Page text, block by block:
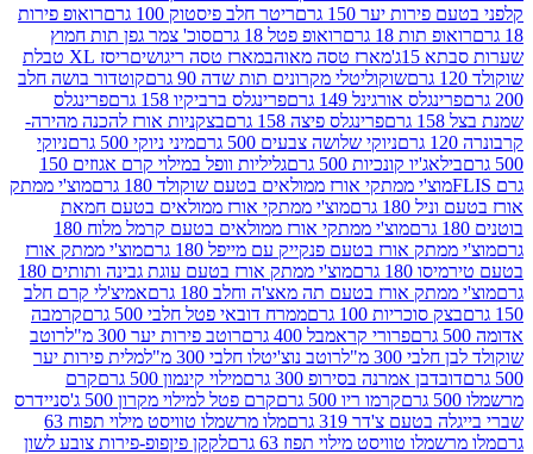
יער 150 גרם
ריטר חלב פיסטוק 100 גרם
רואופ פירות
תות 18 גרם
רואופ פטל 18 גרם
סוכ' צמר גפן תות חמוץ
מארז טסה מאוהב מארז טסה ריגושים
ריסז XL טבלת
שוקוליטלי מקרונים תות שדה 90 גרם
קוטדור בושה חלב
אורגינל 149 גרם
פרינגלס ברביקיו 158 גרם
פרינגלס
פרינגלס פיצה 158 גרם
בצקניות אורז להכנה מהירה-
ניוקי שלושה צבעים 500 גרם
מיני ניוקי 500 גרם
ניוקי
קונכיות 500 גרם
גליליות וופל במילוי קרם אגוזים 150
ממתקי אורז ממולאים בטעם שוקולד 180 גרם
מוצ'י ממתק
גרם
מוצ'י ממתקי אורז ממולאים בטעם חמאת
מוצ'י ממתקי אורז ממולאים בטעם קרמל מלוח 180
אורז בטעם פנקייק עם מייפל 180 גרם
מוצ'י ממתק אורז
גרם
מוצ'י ממתק אורז בטעם עוגת גבינה ותותים 180
אורז בטעם תה מאצ'ה וחלב 180 גרם
אמיצ'לי קרם חלב
סוכריות 100 גרם
ממרח דובאי פטל חלבי 500 גרם
קרמבה
פרורי קראמבל 400 גרם
רוטב פירות יער 300 מ"ל
רוטב
300 מ"ל
רוטב נוצ'יטלו חלבי 300 מ"ל
מלית פירות יער
אמרנה בסירופ 300 גרם
מילוי קינמון 500 גרם
קרם
קרמו ריו 500 גרם
קרם פטל למילוי מקרון 500 ג'
סניידרס
צ'דר 319 גרם
מלו מרשמלו טוויסט מילוי תפוח 63
טוויסט מילוי תפוז 63 גרם
לקקן פיןפופ-פירות צובע לשון